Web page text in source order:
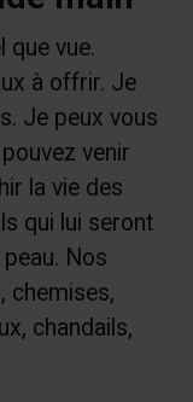
que vue.
à offrir. Je
Je peux vous
venir
la vie des
qui lui seront
Nos
chemises,
chandails,